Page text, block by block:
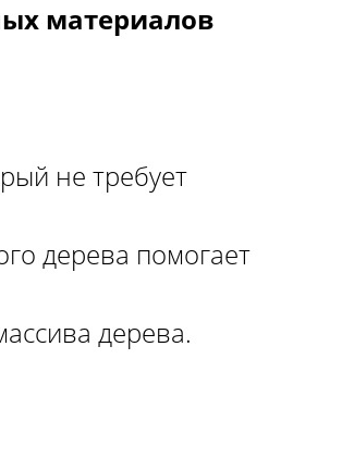
материалов
не требует
дерева помогает
дерева.